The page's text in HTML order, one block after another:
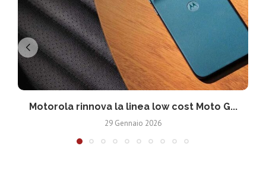
Motorola rinnova la linea low cost Moto G...
29 Gennaio 2026